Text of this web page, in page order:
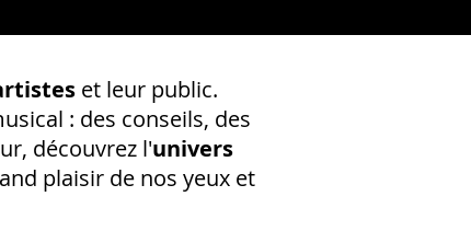
et leur public.
: des conseils, des
découvrez l'univers
plaisir de nos yeux et